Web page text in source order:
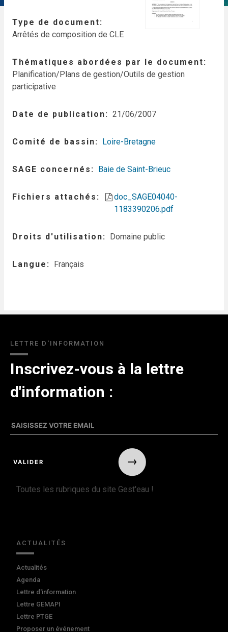
Type de document
Arrêtés de composition de CLE
Thématiques abordées par le document
Planification/Plans de gestion/Outils de gestion
participative
Date de publication 21/06/2007
Comité de bassin Loire-Bretagne
SAGE concernés Baie de Saint-Brieuc
Fichiers attachés
doc_SAGE04040-
1183390206.pdf
Droits d'utilisation Domaine public
Langue Français
LETTRE D'INFORMATION
Inscrivez-vous à la lettre
d'information :
Toutes les rubriques du site Gest'eau !
ACTUALITÉS
Actualités
Agenda
Lettre d'information
Lettre GEMAPI
Lettre PTGE
Proposer un événement